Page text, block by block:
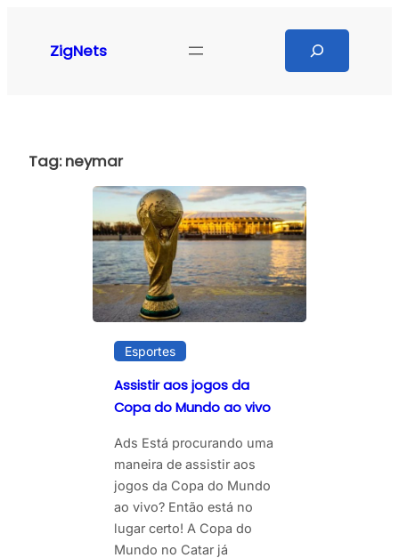
ZigNets
Tag:neymar
Esportes
Assistir aos jogos da
Copa do Mundo ao vivo
Ads Está procurando uma
maneira de assistir aos
jogos da Copa do Mundo
ao vivo? Então está no
lugar certo! A Copa do
Mundo no Catar já